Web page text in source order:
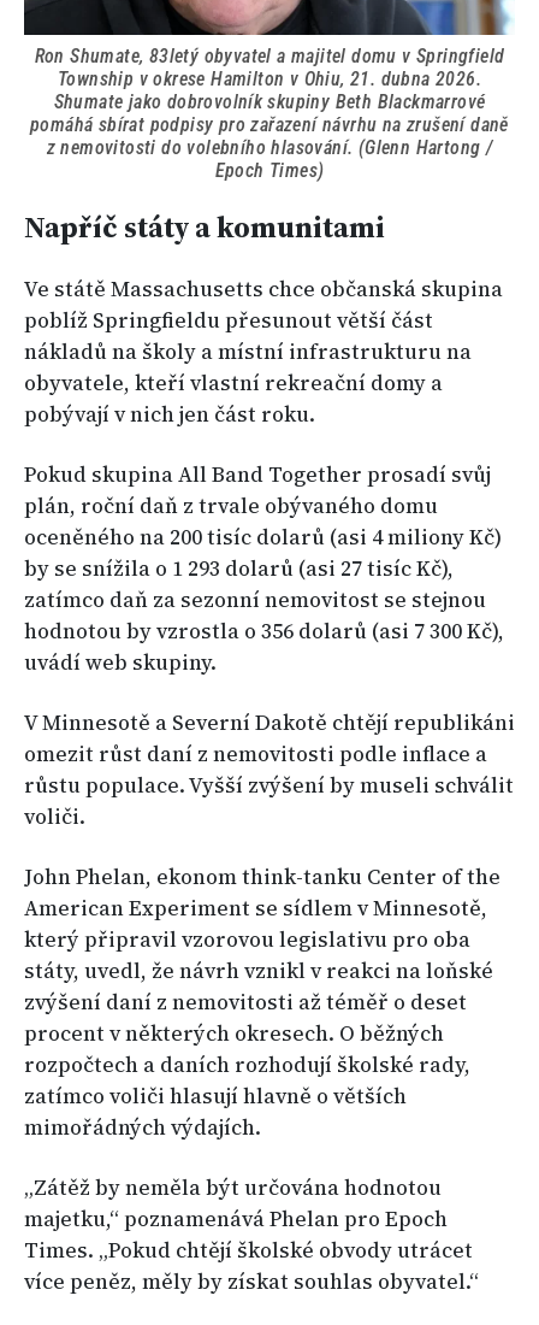
Ron Shumate, 83letý obyvatel a majitel domu v Springfield
Township v okrese Hamilton v Ohiu, 21. dubna 2026.
Shumate jako dobrovolník skupiny Beth Blackmarrové
pomáhá sbírat podpisy pro zařazení návrhu na zrušení daně
z nemovitosti do volebního hlasování. (Glenn Hartong /
Epoch Times)
Napříč státy a komunitami
Ve státě Massachusetts chce občanská skupina
poblíž Springfieldu přesunout větší část
nákladů na školy a místní infrastrukturu na
obyvatele, kteří vlastní rekreační domy a
pobývají v nich jen část roku.
Pokud skupina All Band Together prosadí svůj
plán, roční daň z trvale obývaného domu
oceněného na 200 tisíc dolarů (asi 4 miliony Kč)
by se snížila o 1 293 dolarů (asi 27 tisíc Kč),
zatímco daň za sezonní nemovitost se stejnou
hodnotou by vzrostla o 356 dolarů (asi 7 300 Kč),
uvádí web skupiny.
V Minnesotě a Severní Dakotě chtějí republikáni
omezit růst daní z nemovitosti podle inflace a
růstu populace. Vyšší zvýšení by museli schválit
voliči.
John Phelan, ekonom think-tanku Center of the
American Experiment se sídlem v Minnesotě,
který připravil vzorovou legislativu pro oba
státy, uvedl, že návrh vznikl v reakci na loňské
zvýšení daní z nemovitosti až téměř o deset
procent v některých okresech. O běžných
rozpočtech a daních rozhodují školské rady,
zatímco voliči hlasují hlavně o větších
mimořádných výdajích.
„Zátěž by neměla být určována hodnotou
majetku,“ poznamenává Phelan pro Epoch
Times. „Pokud chtějí školské obvody utrácet
více peněz, měly by získat souhlas obyvatel.“